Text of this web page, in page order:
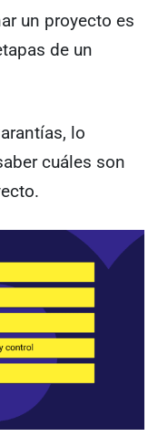
un proyecto es
de un
lo
cuáles son